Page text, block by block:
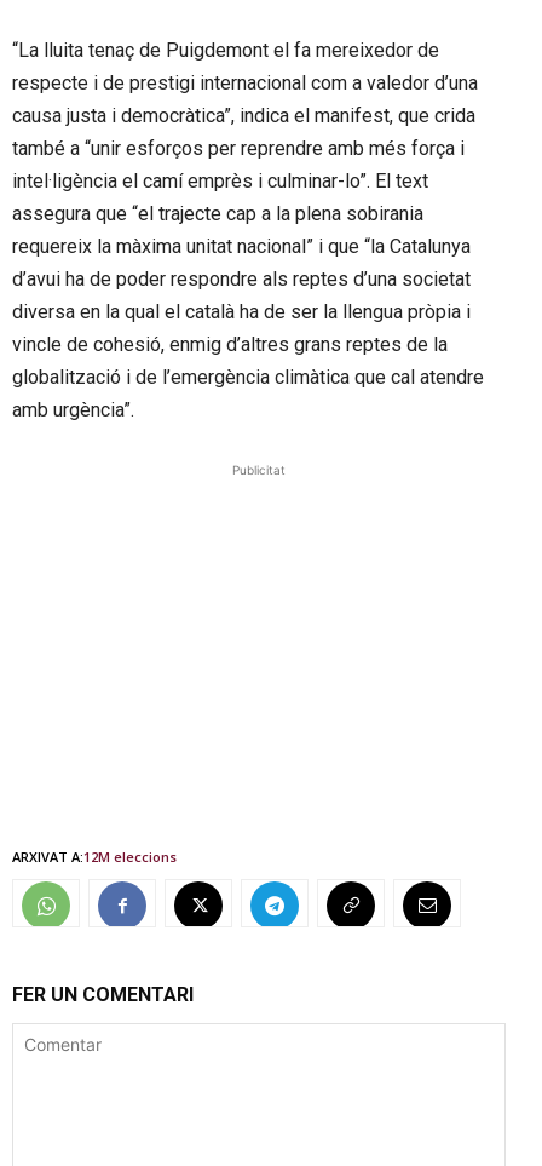
“La lluita tenaç de Puigdemont el fa mereixedor de
respecte i de prestigi internacional com a valedor d’una
causa justa i democràtica”, indica el manifest, que crida
també a “unir esforços per reprendre amb més força i
intel·ligència el camí emprès i culminar-lo”. El text
assegura que “el trajecte cap a la plena sobirania
requereix la màxima unitat nacional” i que “la Catalunya
d’avui ha de poder respondre als reptes d’una societat
diversa en la qual el català ha de ser la llengua pròpia i
vincle de cohesió, enmig d’altres grans reptes de la
globalització i de l’emergència climàtica que cal atendre
amb urgència”.
Publicitat
ARXIVAT A:12M eleccions
FER UN COMENTARI